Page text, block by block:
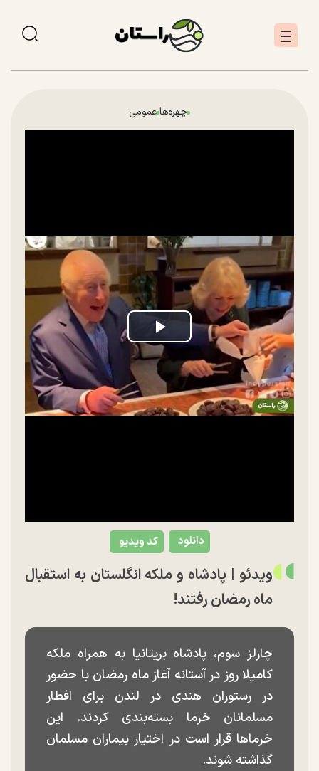
چهره‌هاعمومی
Play
Video
کد ویدیو دانلود
ویدئو | پادشاه و ملکه انگلستان به استقبال
ماه رمضان رفتند!
چارلز سوم، پادشاه بریتانیا به همراه ملکه
کامیلا روز در آستانه آغاز ماه رمضان با حضور
در رستوران هندی در لندن برای افطار
مسلمانان خرما بسته‌بندی کردند. این
خرما‌ها قرار است در اختیار بیماران مسلمان
گذاشته شوند.